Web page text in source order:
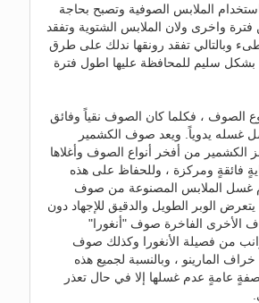
الملابس الصوفية وتصبح بحاجة
واخرى ولان الملابس الشتوية وتفقد
وبالتالي تفقد رونقها ندلك على طرق
سليم للمحافظة عليها اطول فترة
الصوف ، فكلما كان الصوف نقياً وفائق
غسله يدوياً. ويعد صوف الكشمير
الكشمير من أفخر أنواع الصوف وأغلاها
فائقةٍ ومركزة ، وللحفاظ على هذه
غسل الملابس المصنوعة من صوف
الوبر الطويل والدقيق للإجهاد دون
الأخرى الفاخرة صوف "أنغورا"
من فصيلة الأنغورا وكذلك صوف
المارينو ، وبالنسبة لجميع هذه
بصفةٍ عامةٍ عدم غسلها إلا في حال تعذر